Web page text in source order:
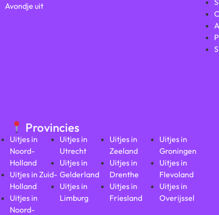
Avondje uit
Provincies
Uitjes in
Noord-
Holland
Uitjes in Zuid-
Holland
Uitjes in
Noord-
Uitjes in
Utrecht
Uitjes in
Gelderland
Uitjes in
Limburg
Uitjes in
Zeeland
Uitjes in
Drenthe
Uitjes in
Friesland
Uitjes in
Groningen
Uitjes in
Flevoland
Uitjes in
Overijssel